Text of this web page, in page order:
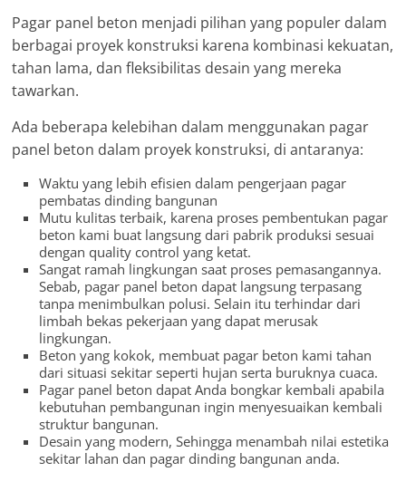
Pagar panel beton menjadi pilihan yang populer dalam
berbagai proyek konstruksi karena kombinasi kekuatan,
tahan lama, dan fleksibilitas desain yang mereka
tawarkan.
Ada beberapa kelebihan dalam menggunakan pagar
panel beton dalam proyek konstruksi, di antaranya:
Waktu yang lebih efisien dalam pengerjaan pagar
pembatas dinding bangunan
Mutu kulitas terbaik, karena proses pembentukan pagar
beton kami buat langsung dari pabrik produksi sesuai
dengan quality control yang ketat.
Sangat ramah lingkungan saat proses pemasangannya.
Sebab, pagar panel beton dapat langsung terpasang
tanpa menimbulkan polusi. Selain itu terhindar dari
limbah bekas pekerjaan yang dapat merusak
lingkungan.
Beton yang kokok, membuat pagar beton kami tahan
dari situasi sekitar seperti hujan serta buruknya cuaca.
Pagar panel beton dapat Anda bongkar kembali apabila
kebutuhan pembangunan ingin menyesuaikan kembali
struktur bangunan.
Desain yang modern, Sehingga menambah nilai estetika
sekitar lahan dan pagar dinding bangunan anda.